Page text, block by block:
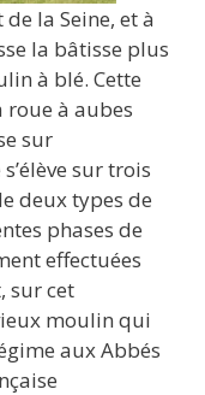
la Seine, et à
la bâtisse plus
à blé. Cette
à aubes
sur
sur trois
deux types de
phases de
effectuées
sur cet
moulin qui
aux Abbés